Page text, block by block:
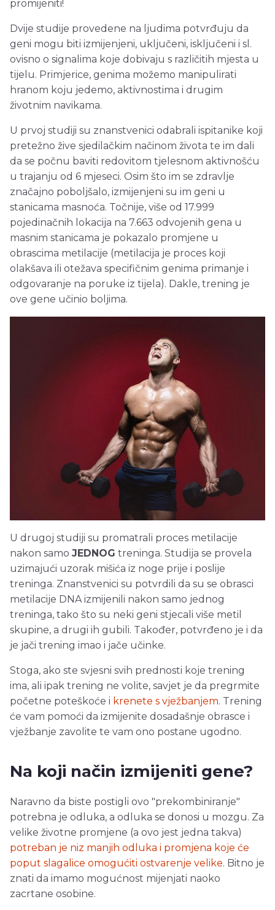
promijeniti!
Dvije studije provedene na ljudima potvrđuju da
geni mogu biti izmijenjeni, uključeni, isključeni i sl.
ovisno o signalima koje dobivaju s različitih mjesta u
tijelu. Primjerice, genima možemo manipulirati
hranom koju jedemo, aktivnostima i drugim
životnim navikama.
U prvoj studiji su znanstvenici odabrali ispitanike koji
pretežno žive sjedilačkim načinom života te im dali
da se počnu baviti redovitom tjelesnom aktivnošću
u trajanju od 6 mjeseci. Osim što im se zdravlje
značajno poboljšalo, izmijenjeni su im geni u
stanicama masnoća. Točnije, više od 17.999
pojedinačnih lokacija na 7.663 odvojenih gena u
masnim stanicama je pokazalo promjene u
obrascima metilacije (metilacija je proces koji
olakšava ili otežava specifičnim genima primanje i
odgovaranje na poruke iz tijela). Dakle, trening je
ove gene učinio boljima.
U drugoj studiji su promatrali proces metilacije
nakon samo JEDNOG treninga. Studija se provela
uzimajući uzorak mišića iz noge prije i poslije
treninga. Znanstvenici su potvrdili da su se obrasci
metilacije DNA izmijenili nakon samo jednog
treninga, tako što su neki geni stjecali više metil
skupine, a drugi ih gubili. Također, potvrđeno je i da
je jači trening imao i jače učinke.
Stoga, ako ste svjesni svih prednosti koje trening
ima, ali ipak trening ne volite, savjet je da pregrmite
početne poteškoće i krenete s vježbanjem. Trening
će vam pomoći da izmijenite dosadašnje obrasce i
vježbanje zavolite te vam ono postane ugodno.
Na koji način izmijeniti gene?
Naravno da biste postigli ovo "prekombiniranje"
potrebna je odluka, a odluka se donosi u mozgu. Za
velike životne promjene (a ovo jest jedna takva)
potreban je niz manjih odluka i promjena koje će
poput slagalice omogućiti ostvarenje velike. Bitno je
znati da imamo mogućnost mijenjati naoko
zacrtane osobine.